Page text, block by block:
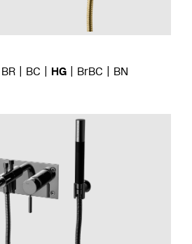
BR BC HG BrBC BN